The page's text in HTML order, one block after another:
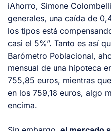
iAhorro, Simone
generales, una caída de
los tipos está
casi el 5%”. Tanto es así
Barómetro Poblacional,
mensual de una hipoteca
755,85 euros, mientras
en los 759,18 euros, algo
encima.